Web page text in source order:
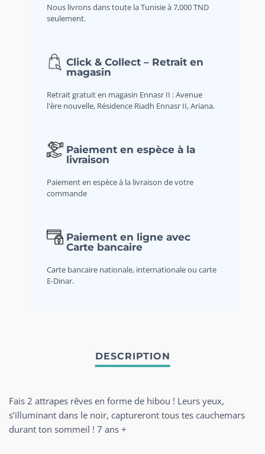
Nous livrons dans toute la Tunisie à 7,000 TND
seulement.
Click & Collect – Retrait en
magasin
Retrait gratuit en magasin Ennasr II : Avenue
l'ère nouvelle, Résidence Riadh Ennasr II, Ariana.
Paiement en espèce à la
livraison
Paiement en espèce à la livraison de votre
commande
Paiement en ligne avec
Carte bancaire
Carte bancaire nationale, internationale ou carte
E-Dinar.
Fais 2 attrapes rêves en forme de hibou ! Leurs yeux,
s’illuminant dans le noir, captureront tous tes cauchemars
durant ton sommeil ! 7 ans +